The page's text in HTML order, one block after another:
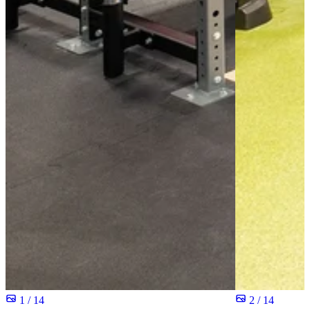
1 / 14 2 / 14